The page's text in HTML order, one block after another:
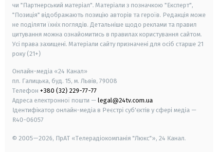
чи "Партнерський матеріал". Матеріали з позначкою "Експерт",
"Позиція" відображають позицію авторів та героїв. Редакція може
не поділяти їхніх поглядів. Детальніше щодо реклами та правил
цитування можна ознайомитись в правилах користування сайтом.
Усі права захищені. Матеріали сайту призначені для осіб старше 21
року (21+)
Онлайн-медіа «24 Канал»
пл. Галицька, буд. 15, м. Львів, 79008
Телефон +380 (32) 229-77-77
Адреса електронної пошти — legal@24tv.com.ua
Ідентифікатор онлайн-медіа в Реєстрі суб'єктів у сфері медіа —
R40-06057
© 2005—2026, ПрАТ «Телерадіокомпанія "Люкс"», 24 Канал.